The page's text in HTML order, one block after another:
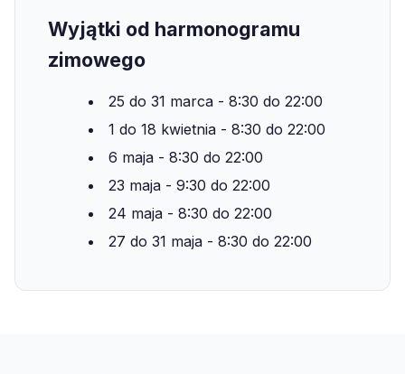
Wyjątki od harmonogramu
zimowego
25 do 31 marca - 8:30 do 22:00
1 do 18 kwietnia - 8:30 do 22:00
6 maja - 8:30 do 22:00
23 maja - 9:30 do 22:00
24 maja - 8:30 do 22:00
27 do 31 maja - 8:30 do 22:00